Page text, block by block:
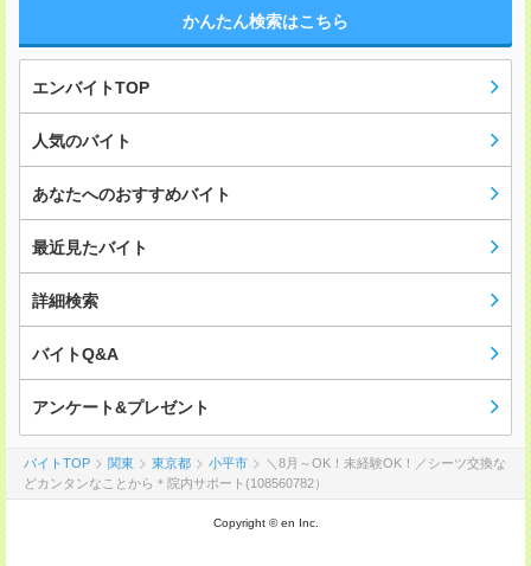
かんたん検索はこちら
エンバイトTOP
人気のバイト
あなたへのおすすめバイト
最近見たバイト
詳細検索
バイトQ&A
アンケート&プレゼント
バイトTOP 関東 東京都 小平市
＼8月～OK！未経験OK！／シーツ交換な
どカンタンなことから＊院内サポート(108560782）
Copyright © en Inc.